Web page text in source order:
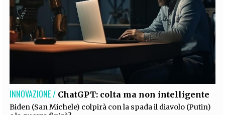
INNOVAZIONE / ChatGPT: colta ma non intelligente
Biden (San Michele) colpirà con la spada il diavolo (Putin)